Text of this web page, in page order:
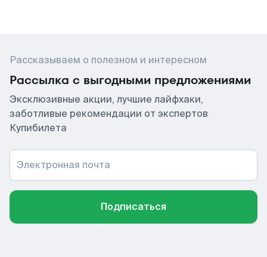
Рассказываем о полезном и интересном
Рассылка с выгодными предложениями
Эксклюзивные акции, лучшие лайфхаки,
заботливые рекомендации от экспертов
Купибилета
Электронная почта
Подписаться